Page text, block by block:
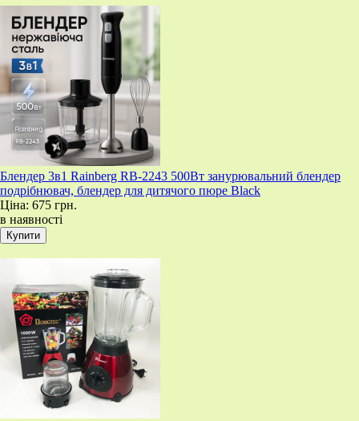
Блендер 3в1 Rainberg RB-2243 500Вт занурювальний блендер
подрібнювач, блендер для дитячого пюре Black
Ціна: 675 грн.
в наявності